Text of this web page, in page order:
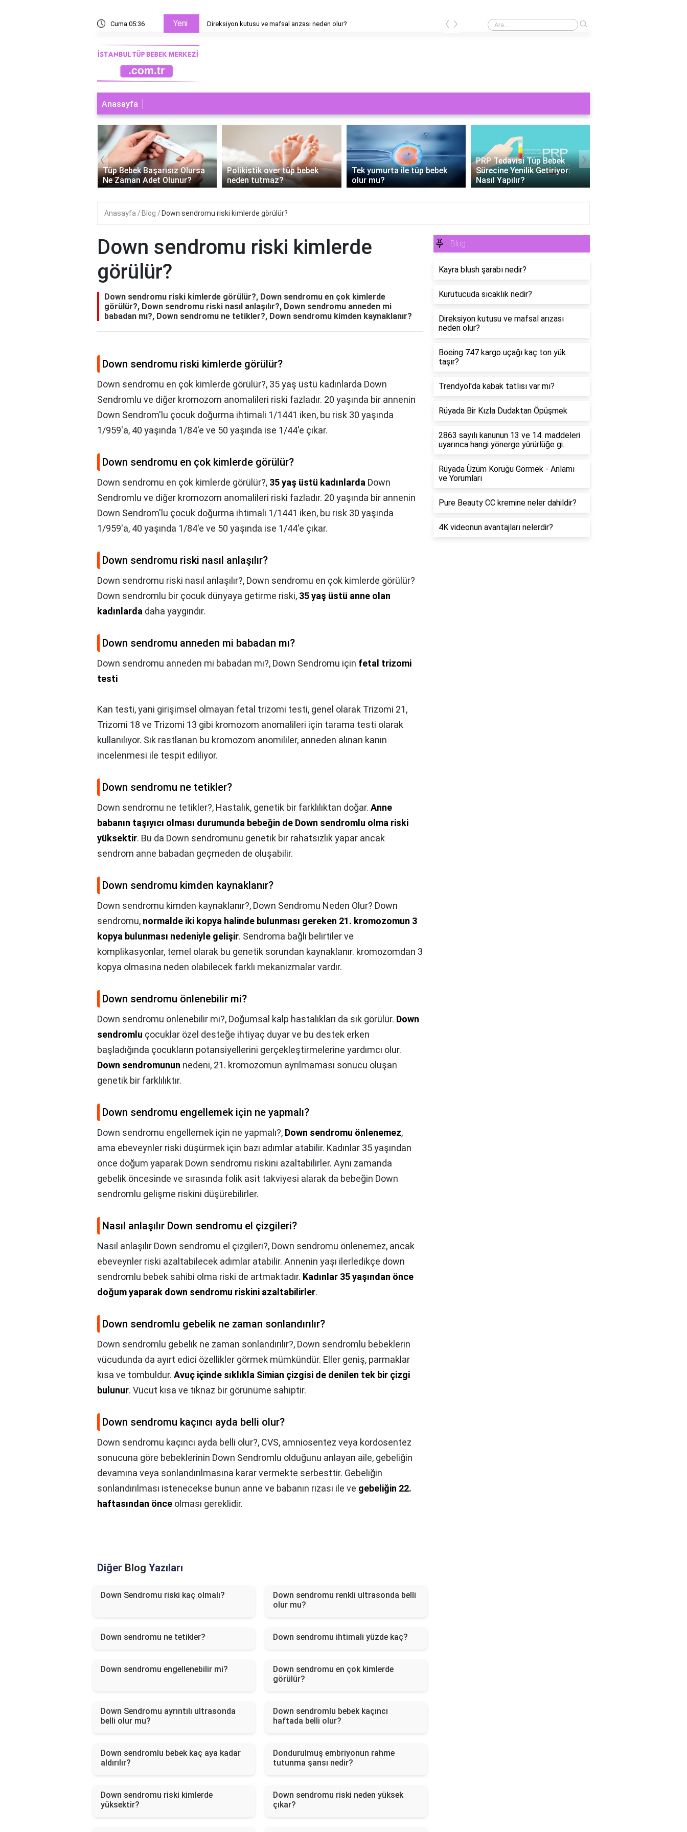
Cuma 05:36 Yeni Direksiyon kutusu ve mafsal arızası neden olur? Direksiyon kutusu ve mafsal arızası neden olur?
‹ ›
Anasayfa
Polikistik over tüp bebek
neden tutmaz?
Tek yumurta ile tüp bebek
olur mu?
PRP Tedavisi Tüp Bebek
Sürecine Yenilik Getiriyor:
Nasıl Yapılır?
Tüp Bebek 11 Gün Beta HCG
Değerleri: Gebelik
Belirteçlerinin Anlamı
‹ ›
Anasayfa Blog Down sendromu riski kimlerde görülür?
Down sendromu riski kimlerde
görülür?
Down sendromu riski kimlerde görülür?, Down sendromu en çok kimlerde
görülür?, Down sendromu riski nasıl anlaşılır?, Down sendromu anneden mi
babadan mı?, Down sendromu ne tetikler?, Down sendromu kimden kaynaklanır?
Down sendromu riski kimlerde görülür?
Down sendromu en çok kimlerde görülür?, 35 yaş üstü kadınlarda Down
Sendromlu ve diğer kromozom anomalileri riski fazladır. 20 yaşında bir annenin
Down Sendrom'lu çocuk doğurma ihtimali 1/1441 iken, bu risk 30 yaşında
1/959'a, 40 yaşında 1/84'e ve 50 yaşında ise 1/44'e çıkar.
Down sendromu en çok kimlerde görülür?
Down sendromu en çok kimlerde görülür?, 35 yaş üstü kadınlarda Down
Sendromlu ve diğer kromozom anomalileri riski fazladır. 20 yaşında bir annenin
Down Sendrom'lu çocuk doğurma ihtimali 1/1441 iken, bu risk 30 yaşında
1/959'a, 40 yaşında 1/84'e ve 50 yaşında ise 1/44'e çıkar.
Down sendromu riski nasıl anlaşılır?
Down sendromu riski nasıl anlaşılır?, Down sendromu en çok kimlerde görülür?
Down sendromlu bir çocuk dünyaya getirme riski, 35 yaş üstü anne olan
kadınlarda daha yaygındır.
Down sendromu anneden mi babadan mı?
Down sendromu anneden mi babadan mı?, Down Sendromu için fetal trizomi
testi
Kan testi, yani girişimsel olmayan fetal trizomi testi, genel olarak Trizomi 21,
Trizomi 18 ve Trizomi 13 gibi kromozom anomalileri için tarama testi olarak
kullanılıyor. Sık rastlanan bu kromozom anomililer, anneden alınan kanın
incelenmesi ile tespit ediliyor.
Down sendromu ne tetikler?
Down sendromu ne tetikler?, Hastalık, genetik bir farklılıktan doğar. Anne
babanın taşıyıcı olması durumunda bebeğin de Down sendromlu olma riski
yüksektir. Bu da Down sendromunu genetik bir rahatsızlık yapar ancak
sendrom anne babadan geçmeden de oluşabilir.
Down sendromu kimden kaynaklanır?
Down sendromu kimden kaynaklanır?, Down Sendromu Neden Olur? Down
sendromu, normalde iki kopya halinde bulunması gereken 21. kromozomun 3
kopya bulunması nedeniyle gelişir. Sendroma bağlı belirtiler ve
komplikasyonlar, temel olarak bu genetik sorundan kaynaklanır. kromozomdan 3
kopya olmasına neden olabilecek farklı mekanizmalar vardır.
Down sendromu önlenebilir mi?
Down sendromu önlenebilir mi?, Doğumsal kalp hastalıkları da sık görülür. Down
sendromlu çocuklar özel desteğe ihtiyaç duyar ve bu destek erken
başladığında çocukların potansiyellerini gerçekleştirmelerine yardımcı olur.
Down sendromunun nedeni, 21. kromozomun ayrılmaması sonucu oluşan
genetik bir farklılıktır.
Down sendromu engellemek için ne yapmalı?
Down sendromu engellemek için ne yapmalı?, Down sendromu önlenemez,
ama ebeveynler riski düşürmek için bazı adımlar atabilir. Kadınlar 35 yaşından
önce doğum yaparak Down sendromu riskini azaltabilirler. Aynı zamanda
gebelik öncesinde ve sırasında folik asit takviyesi alarak da bebeğin Down
sendromlu gelişme riskini düşürebilirler.
Nasıl anlaşılır Down sendromu el çizgileri?
Nasıl anlaşılır Down sendromu el çizgileri?, Down sendromu önlenemez, ancak
ebeveynler riski azaltabilecek adımlar atabilir. Annenin yaşı ilerledikçe down
sendromlu bebek sahibi olma riski de artmaktadır. Kadınlar 35 yaşından önce
doğum yaparak down sendromu riskini azaltabilirler.
Down sendromlu gebelik ne zaman sonlandırılır?
Down sendromlu gebelik ne zaman sonlandırılır?, Down sendromlu bebeklerin
vücudunda da ayırt edici özellikler görmek mümkündür. Eller geniş, parmaklar
kısa ve tombuldur. Avuç içinde sıklıkla Simian çizgisi de denilen tek bir çizgi
bulunur. Vücut kısa ve tıknaz bir görünüme sahiptir.
Down sendromu kaçıncı ayda belli olur?
Down sendromu kaçıncı ayda belli olur?, CVS, amniosentez veya kordosentez
sonucuna göre bebeklerinin Down Sendromlu olduğunu anlayan aile, gebeliğin
devamına veya sonlandırılmasına karar vermekte serbesttir. Gebeliğin
sonlandırılması istenecekse bunun anne ve babanın rızası ile ve gebeliğin 22.
haftasından önce olması gereklidir.
Diğer Blog Yazıları
Down Sendromu riski kaç olmalı?
Down sendromu renkli ultrasonda belli
olur mu?
Down sendromu ne tetikler? Down sendromu ihtimali yüzde kaç?
Down sendromu engellenebilir mi?
Down sendromu en çok kimlerde
görülür?
Down Sendromu ayrıntılı ultrasonda
belli olur mu?
Down sendromlu bebek kaçıncı
haftada belli olur?
Down sendromlu bebek kaç aya kadar
aldırılır?
Dondurulmuş embriyonun rahme
tutunma şansı nedir?
Down sendromu riski kimlerde
yüksektir?
Down sendromu riski neden yüksek
çıkar?
Blog
Kayra blush şarabı nedir?
Kurutucuda sıcaklık nedir?
Direksiyon kutusu ve mafsal arızası
neden olur?
Boeing 747 kargo uçağı kaç ton yük
taşır?
Trendyol'da kabak tatlısı var mı?
Rüyada Bir Kızla Dudaktan Öpüşmek
2863 sayılı kanunun 13 ve 14. maddeleri
uyarınca hangi yönerge yürürlüğe gi..
Rüyada Üzüm Koruğu Görmek - Anlamı
ve Yorumları
Pure Beauty CC kremine neler dahildir?
4K videonun avantajları nelerdir?